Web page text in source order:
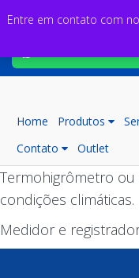
Home Produtos
Contato
Outlet
Termohigrômetro
condições climáticas.
Medidor e
Entre em contato com